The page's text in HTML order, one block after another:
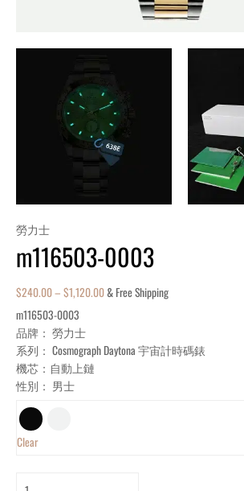
勞力士
m116503-0003
$240.00– $1,120.00& Free Shipping
m116503-0003
品牌： 勞力士
系列： Cosmograph Daytona 宇宙計時碼錶
機芯：自動上鏈
性別： 男士
Clear
m116503-
0003
quantity